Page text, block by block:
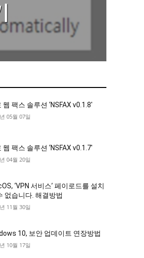
웹 팩스 솔루션 ‘NSFAX v0.1.8′
05월 07일
웹 팩스 솔루션 ‘NSFAX v0.1.7′
04월 20일
‘VPN 서비스’ 페이로드를 설치
없습니다. 해결방법
11월 30일
10, 보안 업데이트 연장방법
10월 17일